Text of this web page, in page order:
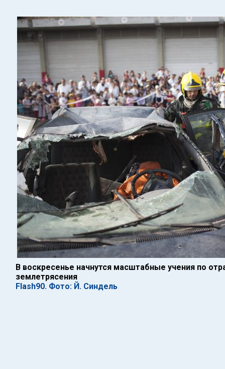
В воскресенье начнутся масштабные учения по
землетрясения
Flash90. Фото: Й. Синдель